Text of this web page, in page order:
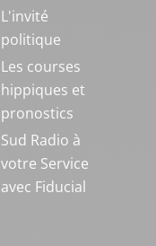
L'invité
politique
Les courses
hippiques et
pronostics
Sud Radio à
votre Service
avec Fiducial